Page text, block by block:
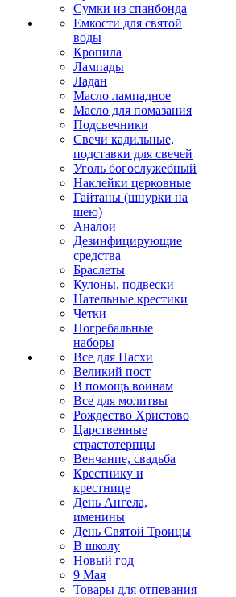
Сумки из спанбонда
Емкости для святой
воды
Кропила
Лампады
Ладан
Масло лампадное
Масло для помазания
Подсвечники
Свечи кадильные,
подставки для свечей
Уголь богослужебный
Наклейки церковные
Гайтаны (шнурки на
шею)
Аналои
Дезинфицирующие
средства
Браслеты
Кулоны, подвески
Нательные крестики
Четки
Погребальные
наборы
Все для Пасхи
Великий пост
В помощь воинам
Все для молитвы
Рождество Христово
Царственные
страстотерпцы
Венчание, свадьба
Крестнику и
крестнице
День Ангела,
именины
День Святой Троицы
В школу
Новый год
9 Мая
Товары для отпевания